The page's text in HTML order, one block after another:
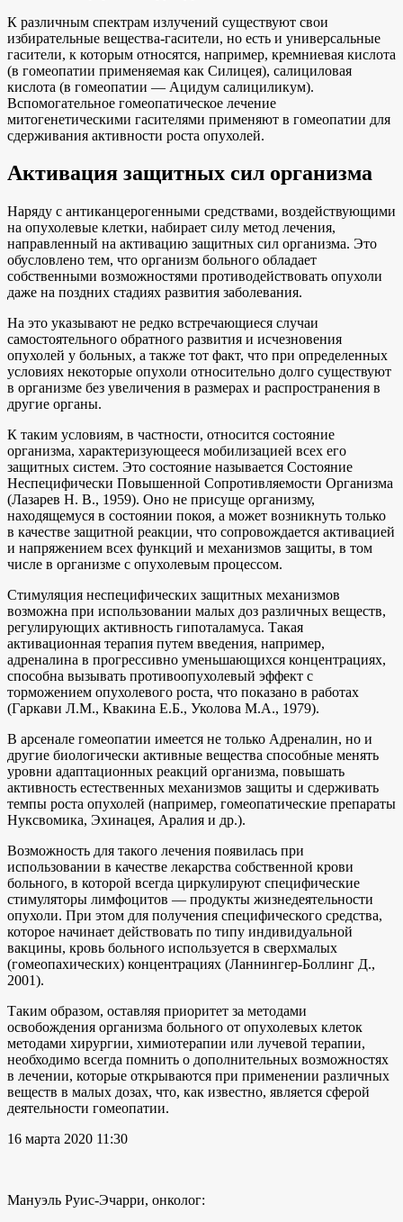
К различным спектрам излучений существуют свои
избирательные вещества-гасители, но есть и универсальные
гасители, к которым относятся, например, кремниевая кислота
(в гомеопатии применяемая как Силицея), салициловая
кислота (в гомеопатии — Ацидум салициликум).
Вспомогательное гомеопатическое лечение
митогенетическими гасителями применяют в гомеопатии для
сдерживания активности роста опухолей.
Активация защитных сил организма
Наряду с антиканцерогенными средствами, воздействующими
на опухолевые клетки, набирает силу метод лечения,
направленный на активацию защитных сил организма. Это
обусловлено тем, что организм больного обладает
собственными возможностями противодействовать опухоли
даже на поздних стадиях развития заболевания.
На это указывают не редко встречающиеся случаи
самостоятельного обратного развития и исчезновения
опухолей у больных, а также тот факт, что при определенных
условиях некоторые опухоли относительно долго существуют
в организме без увеличения в размерах и распространения в
другие органы.
К таким условиям, в частности, относится состояние
организма, характеризующееся мобилизацией всех его
защитных систем. Это состояние называется Состояние
Неспецифически Повышенной Сопротивляемости Организма
(Лазарев Н. В., 1959). Оно не присуще организму,
находящемуся в состоянии покоя, а может возникнуть только
в качестве защитной реакции, что сопровождается активацией
и напряжением всех функций и механизмов защиты, в том
числе в организме с опухолевым процессом.
Стимуляция неспецифических защитных механизмов
возможна при использовании малых доз различных веществ,
регулирующих активность гипоталамуса. Такая
активационная терапия путем введения, например,
адреналина в прогрессивно уменьшающихся концентрациях,
способна вызывать противоопухолевый эффект с
торможением опухолевого роста, что показано в работах
(Гаркави Л.М., Квакина Е.Б., Уколова М.А., 1979).
В арсенале гомеопатии имеется не только Адреналин, но и
другие биологически активные вещества способные менять
уровни адаптационных реакций организма, повышать
активность естественных механизмов защиты и сдерживать
темпы роста опухолей (например, гомеопатические препараты
Нуксвомика, Эхинацея, Аралия и др.).
Возможность для такого лечения появилась при
использовании в качестве лекарства собственной крови
больного, в которой всегда циркулируют специфические
стимуляторы лимфоцитов — продукты жизнедеятельности
опухоли. При этом для получения специфического средства,
которое начинает действовать по типу индивидуальной
вакцины, кровь больного используется в сверхмалых
(гомеопахических) концентрациях (Ланнингер-Боллинг Д.,
2001).
Таким образом, оставляя приоритет за методами
освобождения организма больного от опухолевых клеток
методами хирургии, химиотерапии или лучевой терапии,
необходимо всегда помнить о дополнительных возможностях
в лечении, которые открываются при применении различных
веществ в малых дозах, что, как известно, является сферой
деятельности гомеопатии.
16 марта 2020 11:30
Мануэль Руис-Эчарри, онколог: